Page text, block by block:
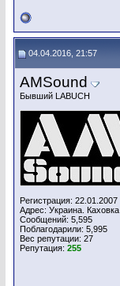
04.04.2016, 21:57
AMSound
Бывший LABUCH
Регистрация: 22.01.2007
Адрес: Украина. Каховка
Сообщений: 5,595
Поблагодарили: 5,995
Вес репутации: 27
Репутация: 255